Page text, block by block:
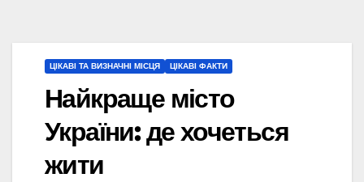
ЦІКАВІ ТА ВИЗНАЧНІ МІСЦЯ ЦІКАВІ ФАКТИ
Найкраще місто
України: де хочеться
жити